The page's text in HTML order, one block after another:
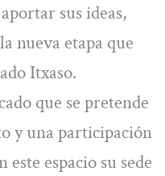
sus ideas,
nueva etapa que
Itxaso.
que se pretende
y una participación
espacio su sede